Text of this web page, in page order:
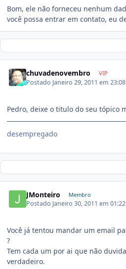
Bom, ele não forneceu nenhum
você possa entrar em contato, eu
chuvadenovembro VIP
Postado Janeiro 29, 2011 em 23:08
Pedro, deixe o titulo do seu tópico
desempregado
JMonteiro Membro
Postado Janeiro 30, 2011 em 01:22
Você já tentou mandar um email
?
Tem cada um por ai que não
verdadeiro.